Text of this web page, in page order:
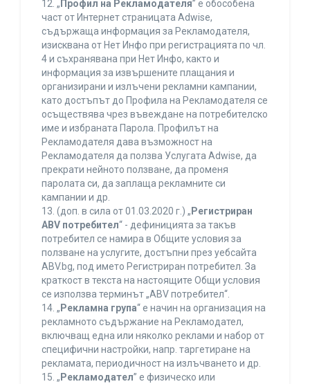
12. „ Профил на Рекламодателя” е обособена
част от Интернет страницата Adwise,
съдържаща информация за Рекламодателя,
изисквана от Нет Инфо при регистрацията по чл.
4 и съхранявана при Нет Инфо, както и
информация за извършените плащания и
организирани и излъчени рекламни кампании,
като достъпът до Профила на Рекламодателя се
осъществява чрез въвеждане на потребителско
име и избраната Парола. Профилът на
Рекламодателя дава възможност на
Рекламодателя да ползва Услугата Adwise, да
прекрати нейното ползване, да променя
паролата си, да заплаща рекламните си
кампании и др.
13. (доп. в сила от 01.03.2020 г.) „ Регистриран
ABV потребител“ - дефиницията за такъв
потребител се намира в Общите условия за
ползване на услугите, достъпни през уебсайта
ABV.bg, под името Регистриран потребител. За
краткост в текста на настоящите Общи условия
се използва терминът „ABV потребител“.
14. „ Рекламна група“ е начин на организация на
рекламното съдържание на Рекламодател,
включващ една или няколко реклами и набор от
специфични настройки, напр. таргетиране на
рекламата, периодичност на излъчването и др.
15. „ Рекламодател” е физическо или